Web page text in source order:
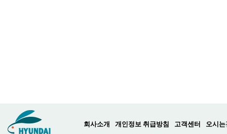
회사소개 개인정보 취급방침 고객센터
오시는